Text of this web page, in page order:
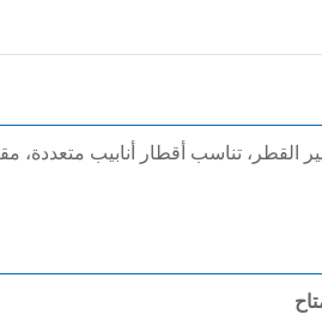
تناسب أقطار أنابيب متعددة،